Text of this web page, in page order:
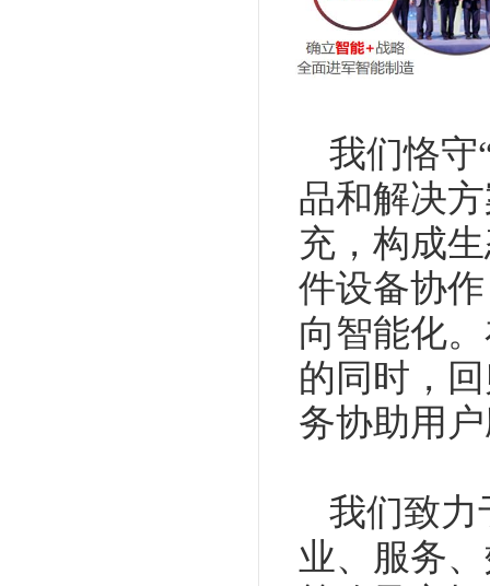
我们恪守
品和解决
充，构成
件设备协
向智能化
的同时，
务协助用
我们致力
业、服务